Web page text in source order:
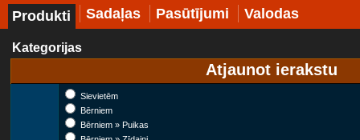
Produkti Sadaļas Pasūtījumi Valodas
Kategorijas
Atjaunot ierakstu
Sievietēm
Bērniem
Bērniem » Puikas